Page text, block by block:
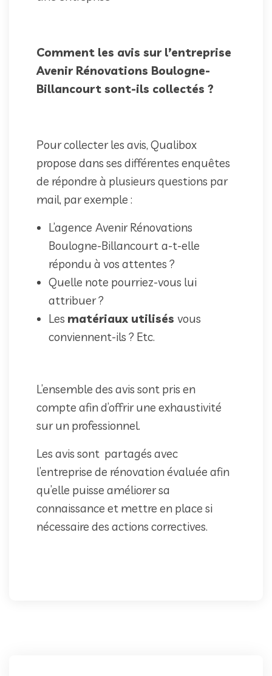
Comment les avis sur l’entreprise
Avenir Rénovations Boulogne-
Billancourt sont-ils collectés ?
Pour collecter les avis, Qualibox
propose dans ses différentes enquêtes
de répondre à plusieurs questions par
mail, par exemple :
L’agence Avenir Rénovations
Boulogne-Billancourt a-t-elle
répondu à vos attentes ?
Quelle note pourriez-vous lui
attribuer ?
Les matériaux utilisés vous
conviennent-ils ? Etc.
L’ensemble des avis sont pris en
compte afin d’offrir une exhaustivité
sur un professionnel.
Les avis sont partagés avec
l’entreprise de rénovation évaluée afin
qu’elle puisse améliorer sa
connaissance et mettre en place si
nécessaire des actions correctives.